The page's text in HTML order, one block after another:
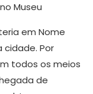
Museu
em Nome
cidade. Por
todos os meios
de